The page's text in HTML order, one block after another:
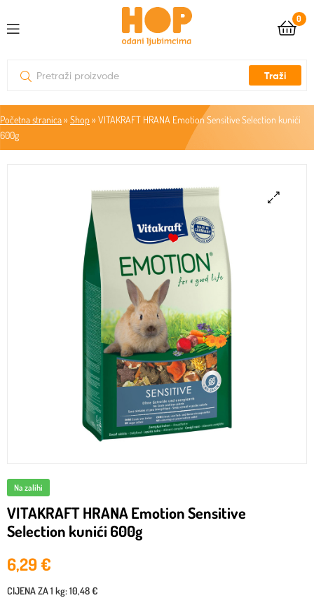
0
Traži
Početna stranica» Shop» VITAKRAFT HRANA Emotion Sensitive Selection kunići
600g
Na zalihi
VITAKRAFT HRANA Emotion Sensitive
Selection kunići 600g
6,29€
CIJENA ZA1 kg:10,48 €